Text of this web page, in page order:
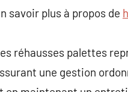
savoir plus à propos de
réhausses palettes
une gestion